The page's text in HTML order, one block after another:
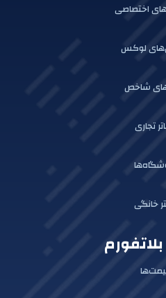
اختصاصی
لوکس
شاخص
تجاری
خانگی